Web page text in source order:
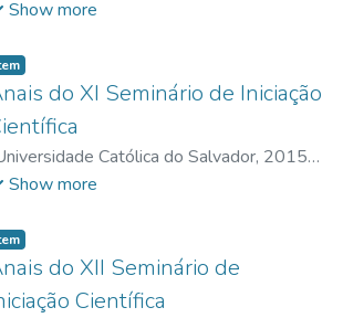
26)UCSAL, Universidade Católica do
Show more
type:
,
do XI Seminário de Iniciação
Católica do Salvador, 2015-
31)UCSAL, Universidade Católica do
Show more
type:
,
do XII Seminário de
Científica